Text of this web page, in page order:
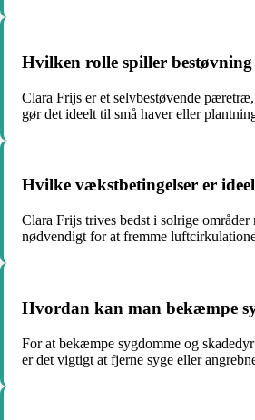
Hvilken rolle spiller
Clara Frijs er et selvbestøvende
gør det ideelt til små haver eller
Hvilke vækstbetingelser er
Clara Frijs trives bedst i solrige
nødvendigt for at fremme
Hvordan kan man bekæmpe
For at bekæmpe sygdomme og
er det vigtigt at fjerne syge eller